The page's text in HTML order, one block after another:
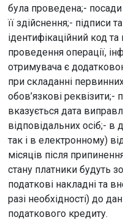
була проведена;- посади
її здійснення;- підписи
ідентифікаційний код
проведення операції,
отримувача є
при складанні
обов’язкові
вказується дата
відповідальних осіб;-
так і в електронному)
місяців після
стану платники будуть
податкові накладні та
разі необхідності) до
податкового кредиту.